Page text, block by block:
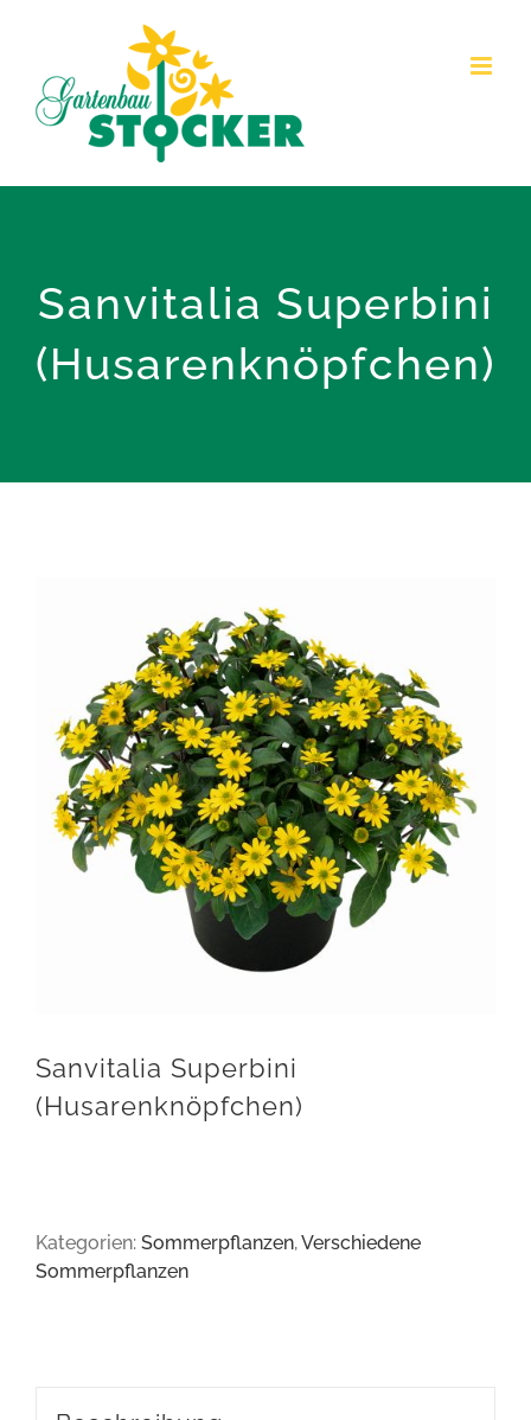
Sanvitalia Superbini
(Husarenknöpfchen)
Sanvitalia Superbini
(Husarenknöpfchen)
Kategorien: Sommerpflanzen,Verschiedene
Sommerpflanzen